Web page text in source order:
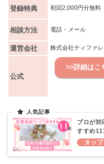
登録特典 初回2,000円分無料
相談方法 電話・メール
運営会社 株式会社ティファレ
公式
>>詳細はこ
プロが対
すすめ11